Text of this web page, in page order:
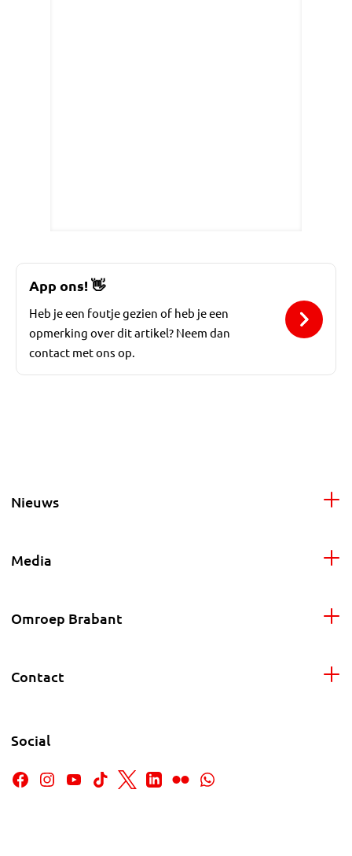
App ons!👋
Heb je een foutje gezien of heb je een
opmerking over dit artikel? Neem dan
contact met ons op.
Nieuws
Media
Omroep Brabant
Contact
Social